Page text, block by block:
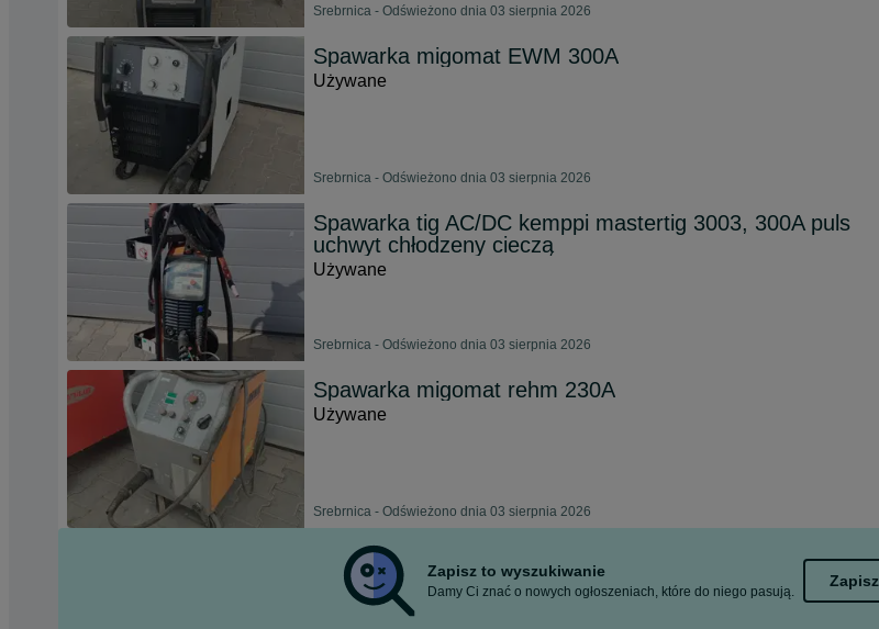
Srebrnica - Odświeżono dnia 03 sierpnia 2026
Spawarka migomat EWM 300A
Używane
Srebrnica - Odświeżono dnia 03 sierpnia 2026
Spawarka tig AC/DC kemppi mastertig 3003, 300A puls
uchwyt chłodzeny cieczą
Używane
Srebrnica - Odświeżono dnia 03 sierpnia 2026
Spawarka migomat rehm 230A
Używane
Srebrnica - Odświeżono dnia 03 sierpnia 2026
Zapisz to wyszukiwanie
Damy Ci znać o nowych ogłoszeniach, które do niego pasują.
Zapisz